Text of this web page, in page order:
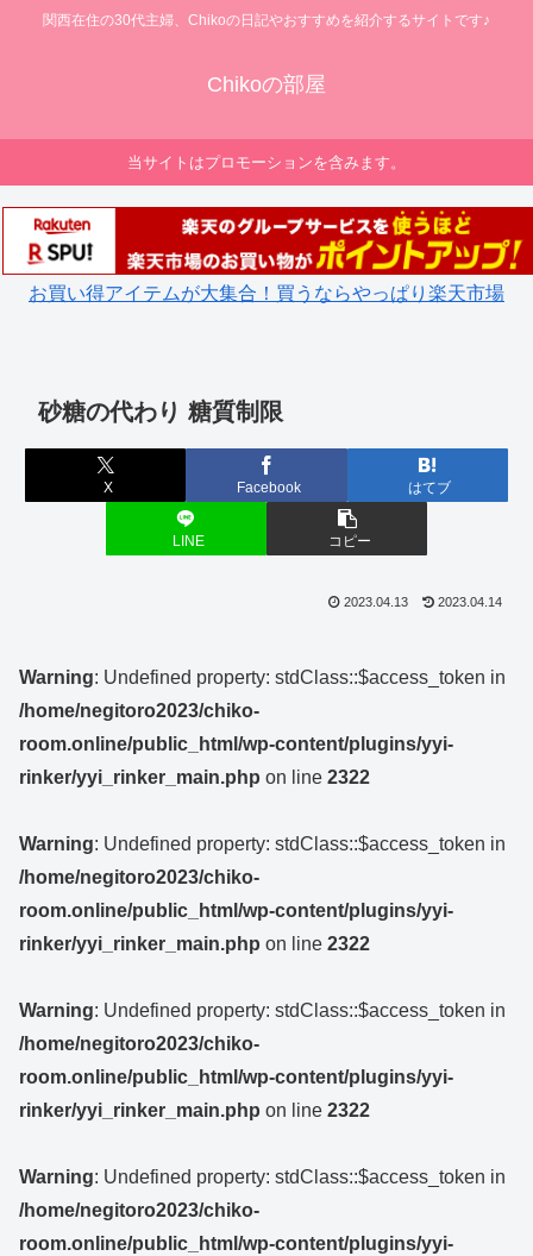
関西在住の30代主婦、Chikoの日記やおすすめを紹介するサイトです♪
Chikoの部屋
当サイトはプロモーションを含みます。
お買い得アイテムが大集合！買うならやっぱり楽天市場
砂糖の代わり 糖質制限
X Facebook はてブ
LINE コピー
2023.04.13 2023.04.14
Warning: Undefined property: stdClass::$access_token in
/home/negitoro2023/chiko-
room.online/public_html/wp-content/plugins/yyi-
rinker/yyi_rinker_main.php on line 2322
Warning: Undefined property: stdClass::$access_token in
/home/negitoro2023/chiko-
room.online/public_html/wp-content/plugins/yyi-
rinker/yyi_rinker_main.php on line 2322
Warning: Undefined property: stdClass::$access_token in
/home/negitoro2023/chiko-
room.online/public_html/wp-content/plugins/yyi-
rinker/yyi_rinker_main.php on line 2322
Warning: Undefined property: stdClass::$access_token in
/home/negitoro2023/chiko-
room.online/public_html/wp-content/plugins/yyi-